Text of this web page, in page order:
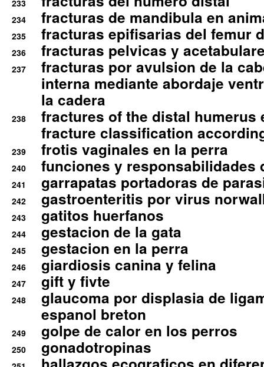
233
234 fracturas de mandibula en
235 fracturas epifisarias del femur
236 fracturas pelvicas y
237
fracturas por avulsion de la
interna mediante abordaje
la cadera
238
fractures of the distal humerus
fracture classification
239 frotis vaginales en la perra
240 funciones y responsabilidades
241 garrapatas portadoras de
242 gastroenteritis por virus
243 gatitos huerfanos
244 gestacion de la gata
245 gestacion en la perra
246 giardiosis canina y felina
247 gift y fivte
248
glaucoma por displasia de
espanol breton
249 golpe de calor en los perros
250 gonadotropinas